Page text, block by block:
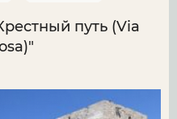
путь (Via